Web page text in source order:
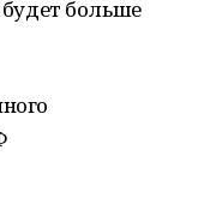
больше